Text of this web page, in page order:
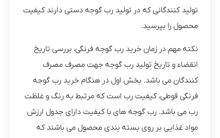
تولید کنندگانی که در تولید رب گوجه دستی دارند کیفیت
محصول را بپرسید.
نکته مهم در زمان خرید رب گوجه فرنگی، بررسی تاریخ
انقضاء و تاریخ تولید رب گوجه جهت مصرف مصرف
کنندگان می باشد. بخش اول در هنگام خرید رب گوجه
فرنگی قوطی، کیفیت رب است که مرتبط به رنگ و غلظت
رب می باشد. رب گوجه های با کیفیت دارای جدول ارزش
مواد غذایی بر روی بسته بندی محصول می باشند که